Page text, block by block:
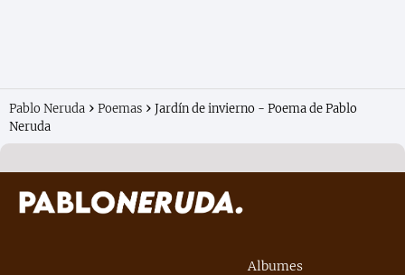
Pablo Neruda Poemas
Jardín de invierno - Poema de Pablo
Neruda
Albumes